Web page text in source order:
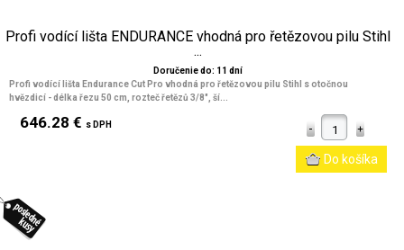
Profi vodící lišta ENDURANCE vhodná pro řetězovou pilu Stihl
...
Doručenie do: 11 dní
Profi vodící lišta Endurance Cut Pro vhodná pro řetězovou pilu Stihl s otočnou
hvězdicí - délka řezu 50 cm, rozteč řetězů 3/8", ší...
646.28 € s DPH